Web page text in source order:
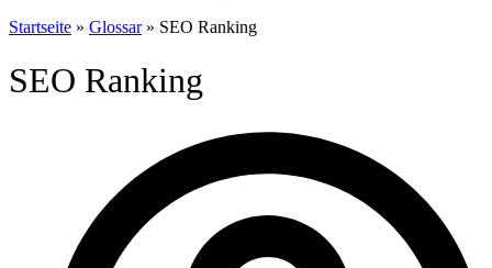
Startseite » Glossar» SEO Ranking
SEO Ranking